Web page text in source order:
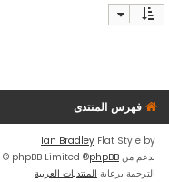
فهرس المنتدى
Flat Style by
Ian Bradley
بدعم من phpBB
® Forum Software © phpBB Limited
الترجمة برعاية المنتديات العربية